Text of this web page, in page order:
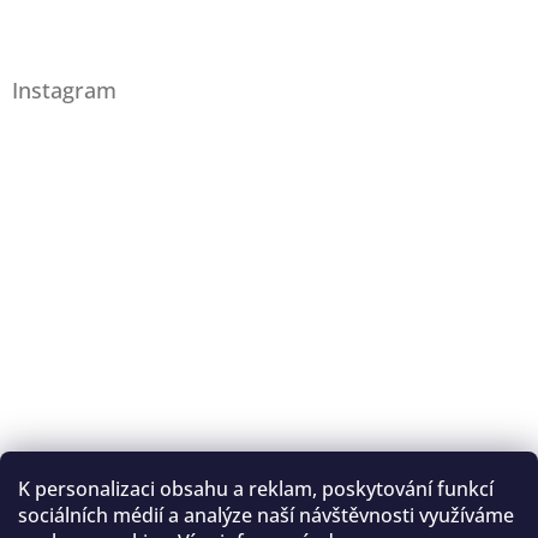
K personalizaci obsahu a reklam, poskytování funkcí
sociálních médií a analýze naší návštěvnosti využíváme
Instagram
Sledovat na Instagramu